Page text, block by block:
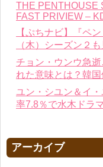
THE PENTHOUSE
FAST PRIVIEW –
【ぷちナビ】『ペ
（木）シーズン２
チョン・ウンウ急
れた意味とは？韓
ユン・シユン＆イ
率7.8％で水木ドラ
アーカイブ